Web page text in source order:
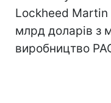
Lockheed Martin
млрд доларів з
виробництво